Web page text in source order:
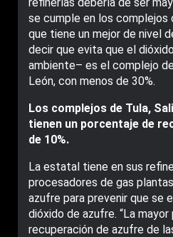
se cumple en los complejos
que tiene un mejor de nivel
decir que evita que el
ambiente– es el complejo
León, con menos de 30%.
Los complejos de Tula,
tienen un porcentaje de
de 10%.
La estatal tiene en sus
procesadores de gas
azufre para prevenir que se
dióxido de azufre. “La
recuperación de azufre de